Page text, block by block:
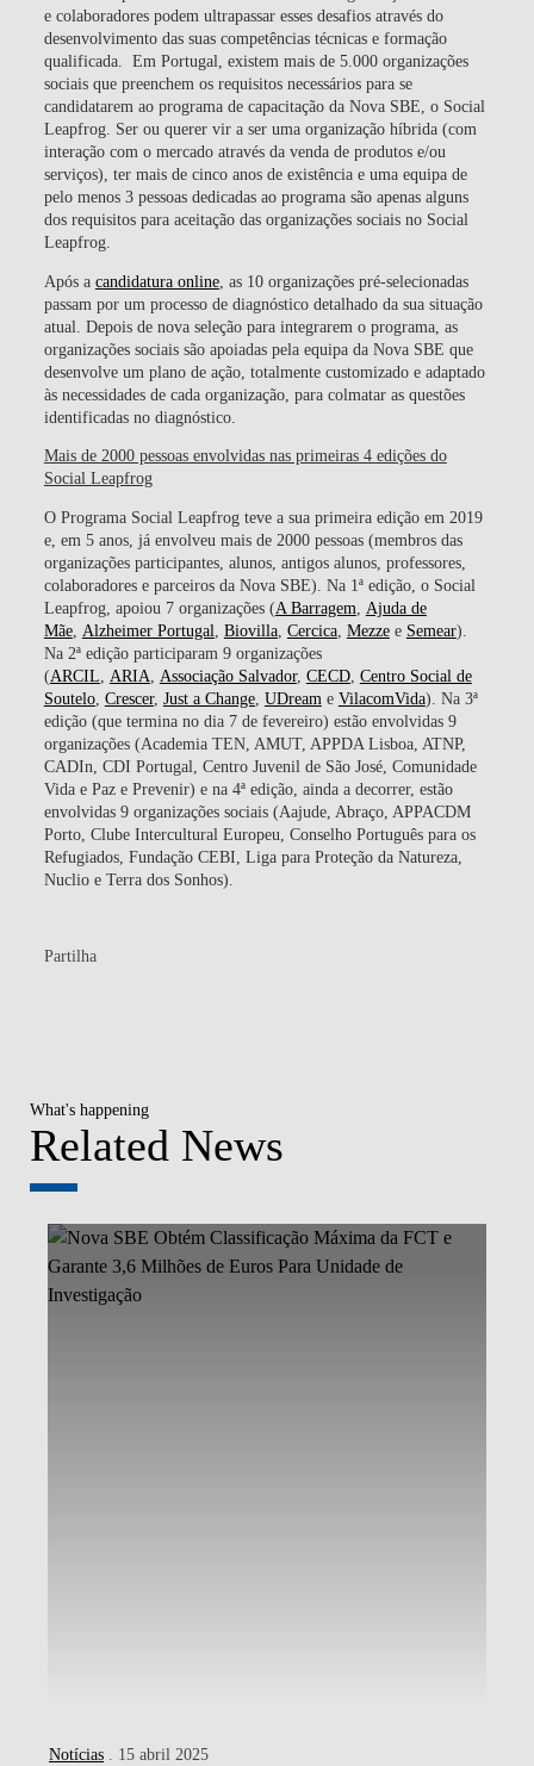
e colaboradores podem ultrapassar esses desafios através do
desenvolvimento das suas competências técnicas e formação
qualificada. Em Portugal, existem mais de 5.000 organizações
sociais que preenchem os requisitos necessários para se
candidatarem ao programa de capacitação da Nova SBE, o Social
Leapfrog. Ser ou querer vir a ser uma organização híbrida (com
interação com o mercado através da venda de produtos e/ou
serviços), ter mais de cinco anos de existência e uma equipa de
pelo menos 3 pessoas dedicadas ao programa são apenas alguns
dos requisitos para aceitação das organizações sociais no Social
Leapfrog.
Após a candidatura online, as 10 organizações pré-selecionadas
passam por um processo de diagnóstico detalhado da sua situação
atual. Depois de nova seleção para integrarem o programa, as
organizações sociais são apoiadas pela equipa da Nova SBE que
desenvolve um plano de ação, totalmente customizado e adaptado
às necessidades de cada organização, para colmatar as questões
identificadas no diagnóstico.
Mais de 2000 pessoas envolvidas nas primeiras 4 edições do
Social Leapfrog
O Programa Social Leapfrog teve a sua primeira edição em 2019
e, em 5 anos, já envolveu mais de 2000 pessoas (membros das
organizações participantes, alunos, antigos alunos, professores,
colaboradores e parceiros da Nova SBE). Na 1ª edição, o Social
Leapfrog, apoiou 7 organizações(A Barragem
Ajuda de
Mãe, Alzheimer Portugal Biovilla, Cercica, Mezzee Semear).
Na 2ª ediçãoparticiparam 9 organizações
(ARCIL ARIA Associação Salvador, CECD, Centro Social de
Soutelo, Crescer, Just a Change, UDream e VilacomVida). Na 3ª
edição (que termina no dia 7 de fevereiro) estão envolvidas 9
organizações (Academia TEN, AMUT, APPDA Lisboa, ATNP,
CADIn, CDI Portugal, Centro Juvenil de São José, Comunidade
Vida e Paz e Prevenir) e na4ª edição, ainda a decorrer, estão
envolvidas 9organizações sociais(Aajude, Abraço, APPACDM
Porto, Clube Intercultural Europeu, Conselho Português para os
Refugiados, Fundação CEBI, Liga para Proteção da Natureza,
Nuclio e Terra dos Sonhos).
Partilha
What's happening
Related News
Notícias . 15 abril 2025